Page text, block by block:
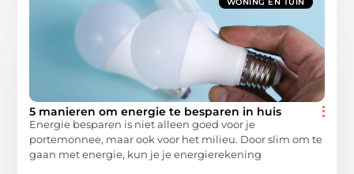
WONING EN TUIN
5 manieren om energie te besparen in huis
Energie besparen is niet alleen goed voor je
portemonnee, maar ook voor het milieu. Door slim om te
gaan met energie, kun je je energierekening